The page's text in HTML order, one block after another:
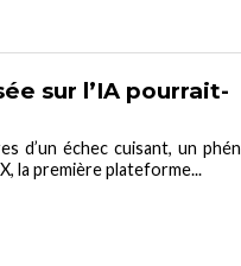
sur l’IA pourrait-
d’un échec cuisant, un
la première plateforme...